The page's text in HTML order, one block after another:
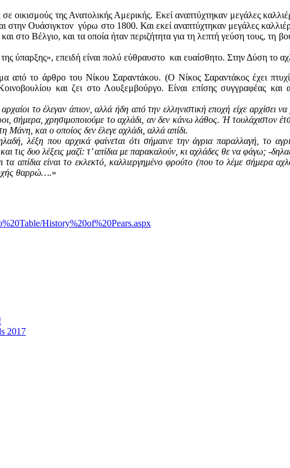
της Ανατολικής Αμερικής. Εκεί αναπτύχτηκαν μεγάλες
Ουάσιγκτον γύρω στο 1800. Και εκεί αναπτύχτηκαν μεγάλες
στο Βέλγιο, και τα οποία ήταν περιζήτητα για τη λεπτή γεύση τους, τη
ύπαρξης», επειδή είναι πολύ εύθραυστο και ευαίσθητο. Στην Δύση το
από το άρθρο του Νίκου Σαραντάκου. (Ο Νίκος Σαραντάκος έχει
και ζει στο Λουξεμβούργο. Είναι επίσης συγγραφέας
το έλεγαν άπιον, αλλά ήδη από την ελληνιστική εποχή είχε αρχίσει
σήμερα, χρησιμοποιούμε το αχλάδι, αν δεν κάνω λάθος. Ή τουλάχιστον
Μάνη, και ο οποίος δεν έλεγε αχλάδι, αλλά απίδι.
λέξη που αρχικά φαίνεται ότι σήμαινε την άγρια παραλλαγή, το
τις δυο λέξεις μαζί: τ’ απίδια με παρακαλούν, κι αχλάδες θε να φάγω; -
απίδια είναι το εκλεκτό, καλλιεργημένο φρούτο (που το λέμε σήμερα
θαρρώ….»
History%20of%20Pears.aspx
2017